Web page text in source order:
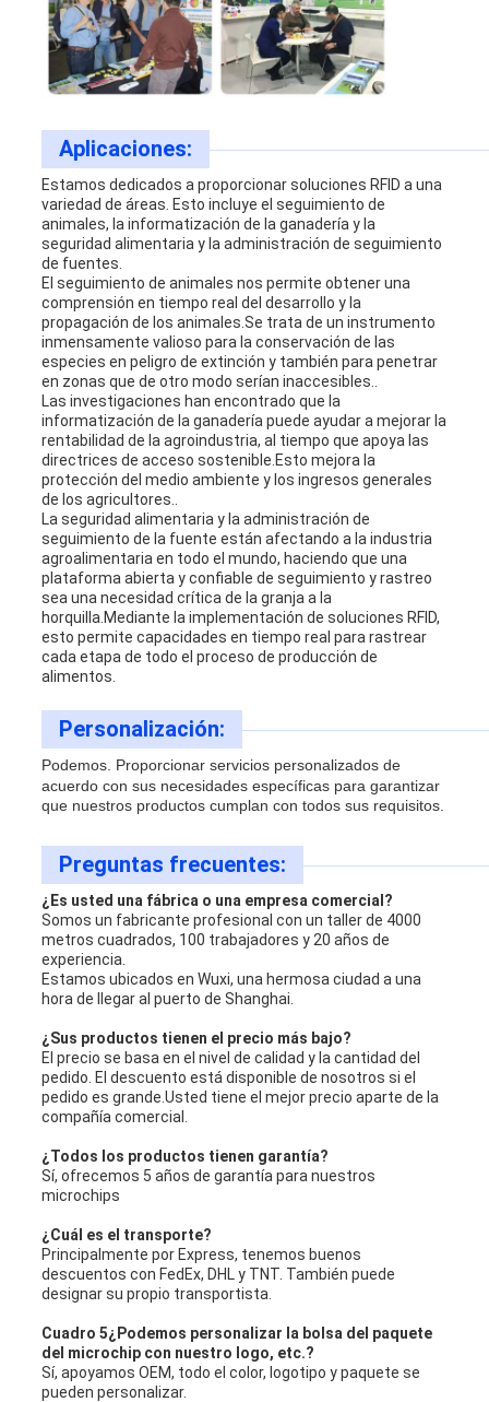
Aplicaciones:
Estamos dedicados a proporcionar soluciones RFID a una
variedad de áreas. Esto incluye el seguimiento de
animales, la informatización de la ganadería y la
seguridad alimentaria y la administración de seguimiento
de fuentes.
El seguimiento de animales nos permite obtener una
comprensión en tiempo real del desarrollo y la
propagación de los animales.Se trata de un instrumento
inmensamente valioso para la conservación de las
especies en peligro de extinción y también para penetrar
en zonas que de otro modo serían inaccesibles..
Las investigaciones han encontrado que la
informatización de la ganadería puede ayudar a mejorar la
rentabilidad de la agroindustria, al tiempo que apoya las
directrices de acceso sostenible.Esto mejora la
protección del medio ambiente y los ingresos generales
de los agricultores..
La seguridad alimentaria y la administración de
seguimiento de la fuente están afectando a la industria
agroalimentaria en todo el mundo, haciendo que una
plataforma abierta y confiable de seguimiento y rastreo
sea una necesidad crítica de la granja a la
horquilla.Mediante la implementación de soluciones RFID,
esto permite capacidades en tiempo real para rastrear
cada etapa de todo el proceso de producción de
alimentos.
Personalización:
Podemos. Proporcionar servicios personalizados de
acuerdo con sus necesidades específicas para garantizar
que nuestros productos cumplan con todos sus requisitos.
Preguntas frecuentes:
¿Es usted una fábrica o una empresa comercial?
Somos un fabricante profesional con un taller de 4000
metros cuadrados, 100 trabajadores y 20 años de
experiencia.
Estamos ubicados en Wuxi, una hermosa ciudad a una
hora de llegar al puerto de Shanghai.
¿Sus productos tienen el precio más bajo?
El precio se basa en el nivel de calidad y la cantidad del
pedido. El descuento está disponible de nosotros si el
pedido es grande.Usted tiene el mejor precio aparte de la
compañía comercial.
¿Todos los productos tienen garantía?
Sí, ofrecemos 5 años de garantía para nuestros
microchips
¿Cuál es el transporte?
Principalmente por Express, tenemos buenos
descuentos con FedEx, DHL y TNT. También puede
designar su propio transportista.
Cuadro 5¿Podemos personalizar la bolsa del paquete
del microchip con nuestro logo, etc.?
Sí, apoyamos OEM, todo el color, logotipo y paquete se
pueden personalizar.